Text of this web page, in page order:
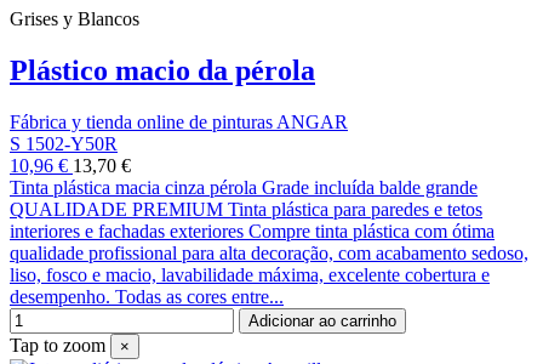
Grises y Blancos
Plástico macio da pérola
Fábrica y tienda online de pinturas ANGAR
S 1502-Y50R
10,96 € 13,70 €
Tinta plástica macia cinza pérola Grade incluída balde grande
QUALIDADE PREMIUM Tinta plástica para paredes e tetos
interiores e fachadas exteriores Compre tinta plástica com ótima
qualidade profissional para alta decoração, com acabamento sedoso,
liso, fosco e macio, lavabilidade máxima, excelente cobertura e
desempenho. Todas as cores entre...
Adicionar ao carrinho
Tap to zoom ×